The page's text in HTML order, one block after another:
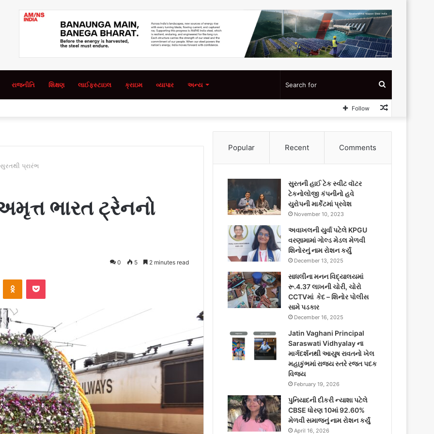
રાજનીતિ શિક્ષણ લાઈફસ્ટાઇલ ક્રાઇમ વ્યાપાર અન્ય
for
Follow
પ્રારંભ
ભારત ટ્રેનનો
0 5 2 minutes read
Popular Recent Comments
સુરતની હાઈ ટેક સ્વીટ વૉટર
ટેકનોલોજી કંપનીનો હવે
યુરોપની માર્કેટમાં પ્રવેશ
November 10, 2023
અવાખલની યુર્વા પટેલે KPGU
વરણામામાં ગોલ્ડ મેડલ મેળવી
શિનોરનું નામ રોશન કર્યું
December 13, 2025
સાધલીના મનન વિદ્યાલયમાં
રૂ.4.37 લાખની ચોરી, ચોરો
CCTVમાં કેદ – શિનોર પોલીસ
સામે પડકાર
December 16, 2025
Jatin Vaghani Principal
Saraswati Vidhyalay ના
માર્ગદર્શનથી આયુષ રાવતનો ખેલ
મહાકુંભમાં રાજ્ય સ્તરે રજત પદક
વિજય
February 19, 2026
પુનિયાદની દીકરી ન્યાશા પટેલે
CBSE ધોરણ 10માં 92.60%
મેળવી સમાજનું નામ રોશન કર્યું
April 16, 2026